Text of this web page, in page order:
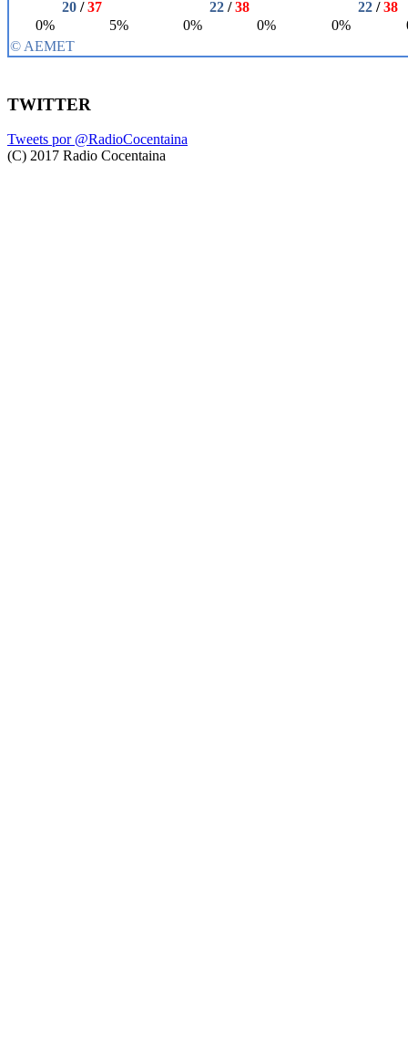
TWITTER
Tweets por @RadioCocentaina
(C) 2017 Radio Cocentaina